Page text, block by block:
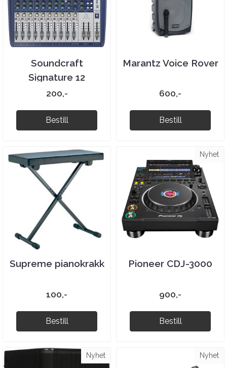
Soundcraft
Signature 12
200,-
Bestill
Marantz Voice Rover
600,-
Bestill
Supreme pianokrakk
100,-
Bestill
Nyhet
Pioneer CDJ-3000
900,-
Bestill
Nyhet Nyhet